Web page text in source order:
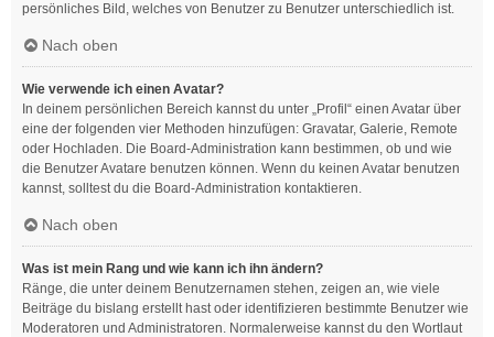
persönliches Bild, welches von Benutzer zu Benutzer unterschiedlich ist.
Nach oben
Wie verwende ich einen Avatar?
In deinem persönlichen Bereich kannst du unter „Profil“ einen Avatar über
eine der folgenden vier Methoden hinzufügen: Gravatar, Galerie, Remote
oder Hochladen. Die Board-Administration kann bestimmen, ob und wie
die Benutzer Avatare benutzen können. Wenn du keinen Avatar benutzen
kannst, solltest du die Board-Administration kontaktieren.
Nach oben
Was ist mein Rang und wie kann ich ihn ändern?
Ränge, die unter deinem Benutzernamen stehen, zeigen an, wie viele
Beiträge du bislang erstellt hast oder identifizieren bestimmte Benutzer wie
Moderatoren und Administratoren. Normalerweise kannst du den Wortlaut